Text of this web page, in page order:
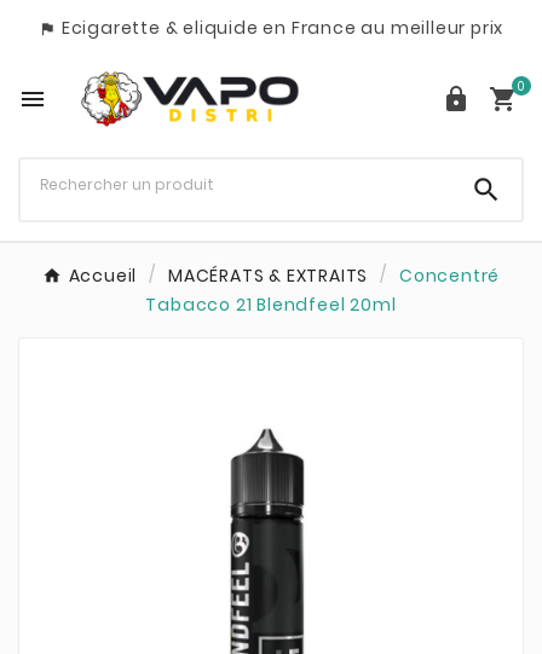
 Ecigarette & eliquide en France au meilleur prix
  0

Accueil MACÉRATS & EXTRAITS
Concentré
Tabacco 21 Blendfeel 20ml